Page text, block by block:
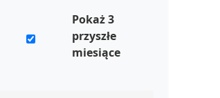
Pokaż 3
przyszłe
miesiące